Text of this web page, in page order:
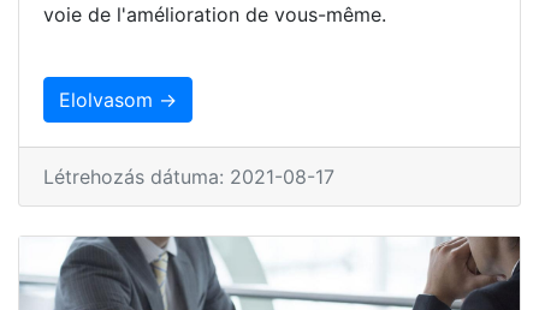
voie de l'amélioration de vous-même.
Elolvasom →
Létrehozás dátuma: 2021-08-17